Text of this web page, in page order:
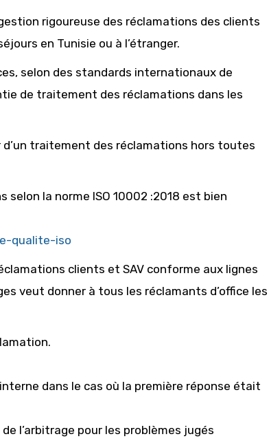
rigoureuse des réclamations des clients
en Tunisie ou à l’étranger.
selon des standards internationaux de
de traitement des réclamations dans les
traitement des réclamations hors toutes
la norme ISO 10002 :2018 est bien
qualite-iso
clients et SAV conforme aux lignes
veut donner à tous les réclamants d’office les
dans le cas où la première réponse était
l’arbitrage pour les problèmes jugés